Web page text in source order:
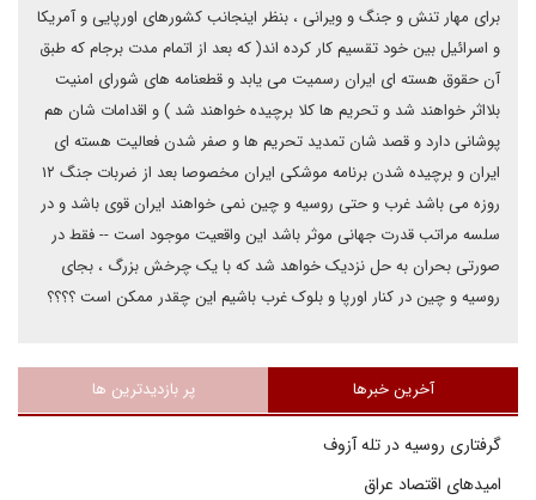
برای مهار تنش و جنگ و ویرانی ، بنظر اینجانب کشورهای اورپایی و آمریکا
و اسرائیل بین خود تقسیم کار کرده اند( که بعد از اتمام مدت برجام که طبق
آن حقوق هسته ای ایران رسمیت می یابد و قطعنامه‌ های شورای امنیت
بلااثر خواهند شد و تحریم ها کلا برچیده خواهند شد ) و اقدامات شان هم
پوشانی دارد و قصد شان تمدید تحریم ها و صفر شدن فعالیت هسته ای
ایران و برچیده شدن برنامه موشکی ایران مخصوصا بعد از ضربات جنگ ۱۲
روزه می باشد غرب و حتی روسیه و چین نمی خواهند ایران قوی باشد و در
سلسه مراتب قدرت جهانی موثر باشد این واقعیت موجود است -- فقط در
صورتی بحران به حل نزدیک خواهد شد که با یک چرخش بزرگ ، بجای
روسیه و چین در کنار اورپا و بلوک غرب باشیم این چقدر ممکن است ؟؟؟؟
آخرین خبرها پر بازدیدترین ها
گرفتاری روسیه در تله آزوف
امیدهای اقتصاد عراق